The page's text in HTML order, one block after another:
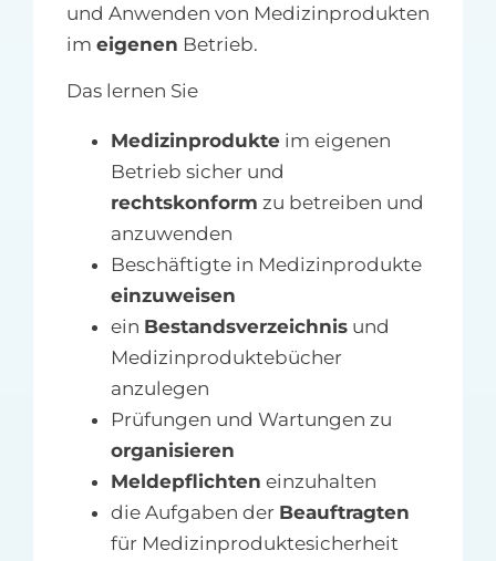
und Anwenden von Medizinprodukten
im eigenen Betrieb.
Das lernen Sie
Medizinprodukteim eigenen
Betrieb sicher und
rechtskonform zu betreiben und
anzuwenden
Beschäftigte in Medizinprodukte
einzuweisen
ein Bestandsverzeichnisund
Medizinproduktebücher
anzulegen
Prüfungen und Wartungen zu
organisieren
Meldepflichten einzuhalten
die Aufgaben der Beauftragten
für Medizinproduktesicherheit